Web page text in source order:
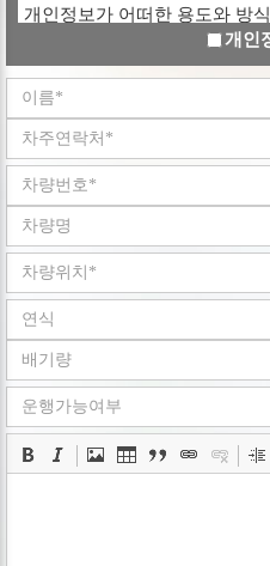
개인정보가 어떠한 용도와 방
개인정보보호를 위해 어떠한
알려드립니다.
회사는 개인정보취급방침을 개
공지사항(또는 개별공지)을 통
ο 본 방침은 : 2008 년 05 월 02
■ 수집하는 개인정보 항목
회사는 회원가입, 상담, 서비
개인정보를 수집하고 있습니다.
ο 수집항목 : 이름 , 로그인ID ,
이메일 , 회사명 , 서비스 이용
ο 개인정보 수집방법 : 홈페이
■ 개인정보의 수집 및 이용목적
회사는 수집한 개인정보를 다
ο 서비스 제공에 관한 계약 이
개인